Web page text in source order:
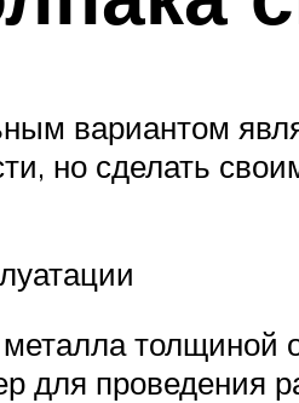
вариантом
но сделать
металла
для проведения